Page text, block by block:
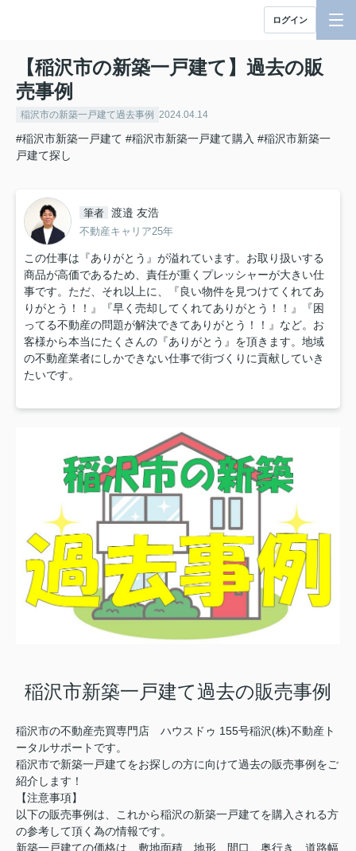
ログイン
【稲沢市の新築一戸建て】過去の販
売事例
稲沢市の新築一戸建て過去事例 2024.04.14
#稲沢市新築一戸建て #稲沢市新築一戸建て購入 #稲沢市新築一
戸建て探し
筆者 渡邉 友浩
不動産キャリア25年
この仕事は『ありがとう』が溢れています。お取り扱いする
商品が高価であるため、責任が重くプレッシャーが大きい仕
事です。ただ、それ以上に、『良い物件を見つけてくれてあ
りがとう！！』『早く売却してくれてありがとう！！』『困
ってる不動産の問題が解決できてありがとう！！』など。お
客様から本当にたくさんの『ありがとう』を頂きます。地域
の不動産業者にしかできない仕事で街づくりに貢献していき
たいです。
稲沢市新築一戸建て過去の販売事例
稲沢市の不動産売買専門店 ハウスドゥ 155号稲沢(株)不動産ト
ータルサポートです。
稲沢市で新築一戸建てをお探しの方に向けて過去の販売事例をご
紹介します！
【注意事項】
以下の販売事例は、これから稲沢の新築一戸建てを購入される方
の参考して頂く為の情報です。
新築一戸建ての価格は、敷地面積、地形、間口、奥行き、道路幅